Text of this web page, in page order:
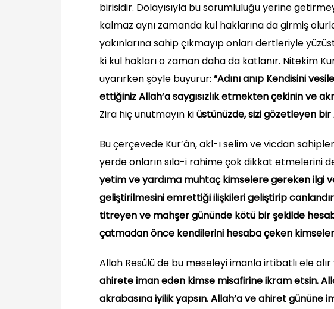
birisidir. Dolayısıyla bu sorumluluğu yerine
kalmaz aynı zamanda kul haklarına da girmiş
yakınlarına sahip çıkmayıp onları dertleriyle
ki kul hakları o zaman daha da katlanır. Nitekim
uyarırken şöyle buyurur: “Adını anıp Kendisini
ettiğiniz Allah’a saygısızlık etmekten çekinin ve
Zira hiç unutmayın kiüstünüzde, sizi gözetleyen bir
Bu çerçevede Kur’ân, akl-ı selim ve vicdan
yerde onların sıla-i rahime çok dikkat etmelerini
yetim ve yardıma muhtaç kimselere gereken ilgi
geliştirilmesini emrettiği ilişkileri geliştirip
titreyen ve mahşer gününde kötü bir şekilde
çatmadan önce kendilerini hesaba çeken
Allah Resûlü de bu meseleyi imanla irtibatlı ele
ahirete iman eden kimse misafirine ikram etsin.
akrabasına iyilik yapsın. Allah’a ve ahiret gününe